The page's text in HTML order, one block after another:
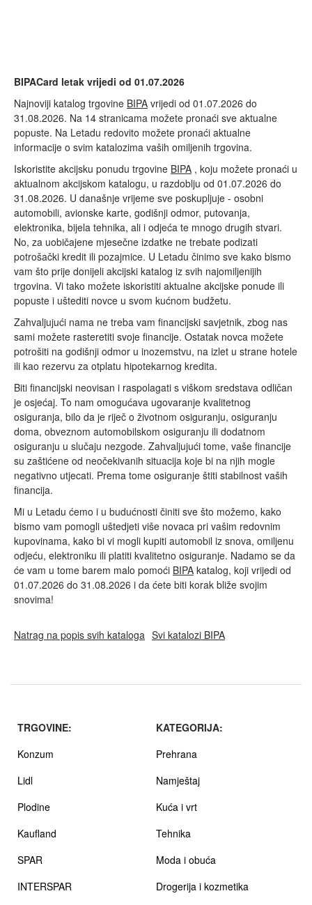
BIPACard letak vrijedi od 01.07.2026
Najnoviji katalog trgovine BIPA vrijedi od 01.07.2026 do
31.08.2026. Na 14 stranicama možete pronaći sve aktualne
popuste. Na Letadu redovito možete pronaći aktualne
informacije o svim katalozima vaših omiljenih trgovina.
Iskoristite akcijsku ponudu trgovine BIPA , koju možete pronaći u
aktualnom akcijskom katalogu, u razdoblju od 01.07.2026 do
31.08.2026. U današnje vrijeme sve poskupljuje - osobni
automobili, avionske karte, godišnji odmor, putovanja,
elektronika, bijela tehnika, ali i odjeća te mnogo drugih stvari.
No, za uobičajene mjesečne izdatke ne trebate podizati
potrošački kredit ili pozajmice. U Letadu činimo sve kako bismo
vam što prije donijeli akcijski katalog iz svih najomiljenijih
trgovina. Vi tako možete iskoristiti aktualne akcijske ponude ili
popuste i uštediti novce u svom kućnom budžetu.
Zahvaljujući nama ne treba vam financijski savjetnik, zbog nas
sami možete rasteretiti svoje financije. Ostatak novca možete
potrošiti na godišnji odmor u inozemstvu, na izlet u strane hotele
ili kao rezervu za otplatu hipotekarnog kredita.
Biti financijski neovisan i raspolagati s viškom sredstava odličan
je osjećaj. To nam omogućava ugovaranje kvalitetnog
osiguranja, bilo da je riječ o životnom osiguranju, osiguranju
doma, obveznom automobilskom osiguranju ili dodatnom
osiguranju u slučaju nezgode. Zahvaljujući tome, vaše financije
su zaštićene od neočekivanih situacija koje bi na njih mogle
negativno utjecati. Prema tome osiguranje štiti stabilnost vaših
financija.
Mi u Letadu ćemo i u budućnosti činiti sve što možemo, kako
bismo vam pomogli uštedjeti više novaca pri vašim redovnim
kupovinama, kako bi vi mogli kupiti automobil iz snova, omiljenu
odjeću, elektroniku ili platiti kvalitetno osiguranje. Nadamo se da
će vam u tome barem malo pomoći BIPA katalog, koji vrijedi od
01.07.2026 do 31.08.2026 i da ćete biti korak bliže svojim
snovima!
Natrag na popis svih kataloga Svi katalozi BIPA
TRGOVINE:
Konzum
Lidl
Plodine
Kaufland
SPAR
INTERSPAR
KATEGORIJA:
Prehrana
Namještaj
Kuća i vrt
Tehnika
Moda i obuća
Drogerija i kozmetika